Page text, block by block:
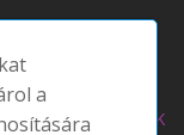
csatornáink
a